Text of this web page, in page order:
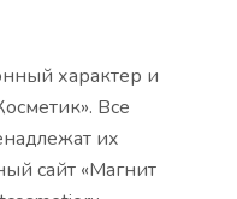
характер и
Все
их
сайт «Магнит